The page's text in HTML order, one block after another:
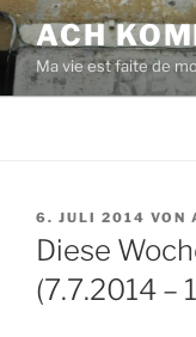
Zum
Inhalt
springen
ACH
Ma vie est faite de
VERÖFFENTLICHT
AM
6. JULI 2014 VON
Diese
(7.7.2014 –